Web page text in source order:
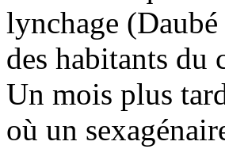
lynchage
des habitants du
Un mois plus
où un